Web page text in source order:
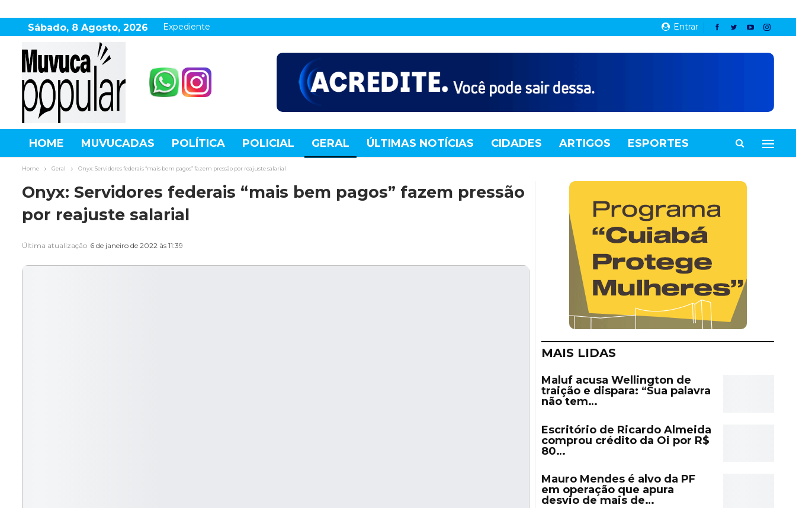
Entrar
Sábado, 8 Agosto, 2026 Expediente
HOME MUVUCADAS POLÍTICA POLICIAL GERAL ÚLTIMAS NOTÍCIAS CIDADES ARTIGOS ESPORTES
AGRONEGÓCIO DESTAQUES ESPORTE
Home Geral Onyx: Servidores federais “mais bem pagos” fazem pressão por reajuste salarial
Onyx: Servidores federais “mais bem pagos” fazem pressão
por reajuste salarial
Última atualização 6 de janeiro de 2022 às 11:39
MAIS LIDAS
Maluf acusa Wellington de
traição e dispara: “Sua palavra
não tem…
Escritório de Ricardo Almeida
comprou crédito da Oi por R$
80…
Mauro Mendes é alvo da PF
em operação que apura
desvio de mais de…